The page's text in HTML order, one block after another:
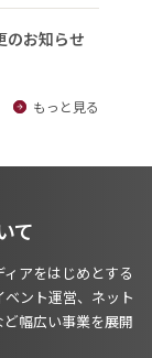
のお知らせ
もっと見る
て
アをはじめとする
ント運営、ネット
幅広い事業を展開